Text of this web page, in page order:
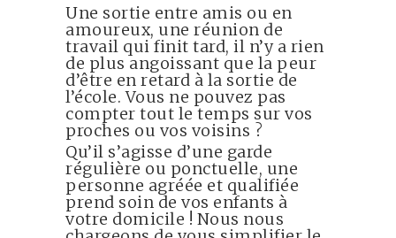
Une sortie entre amis ou en
amoureux, une réunion de
travail qui finit tard, il n’y a rien
de plus angoissant que la peur
d’être en retard à la sortie de
l’école. Vous ne pouvez pas
compter tout le temps sur vos
proches ou vos voisins ?
Qu’il s’agisse d’une garde
régulière ou ponctuelle, une
personne agréée et qualifiée
prend soin de vos enfants à
votre domicile ! Nous nous